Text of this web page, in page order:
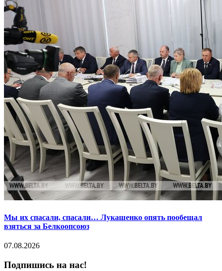
Мы их спасали, спасали… Лукашенко опять пообещал
взяться за Белкоопсоюз
07.08.2026
Подпишись на нас!